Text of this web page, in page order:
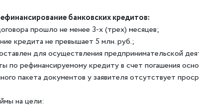
банковских кредитов:
прошло не менее 3-х (трех) месяцев;
кредита не превышает 5 млн. руб.;
для осуществления предпринимательской
по рефинансируемому кредиту в счет погашения
пакета документов у заявителя отсутствует
на цели: